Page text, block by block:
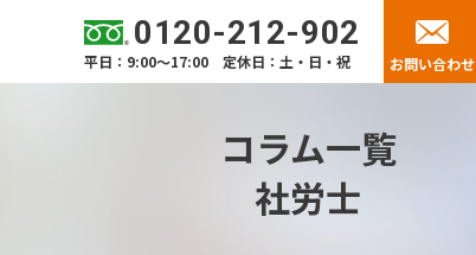
0120-212-902
平日：9:00～17:00 定休日：土・日・祝 お問い合わせ
コラム一覧
社労士